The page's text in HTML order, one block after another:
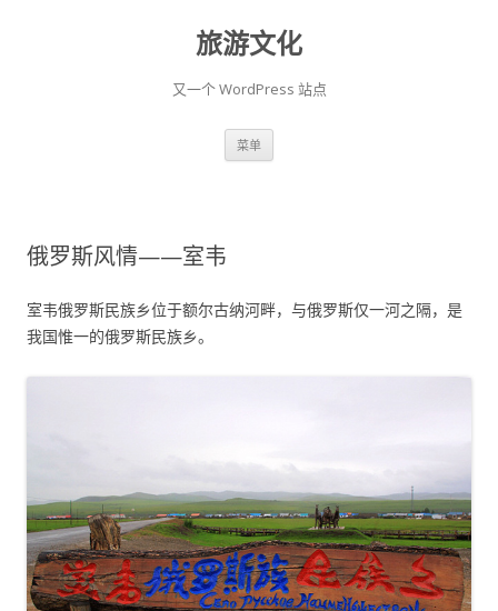
旅游文化
又一个 WordPress 站点
菜单
俄罗斯风情——室韦
室韦俄罗斯民族乡位于额尔古纳河畔，与俄罗斯仅一河之隔，是
我国惟一的俄罗斯民族乡。